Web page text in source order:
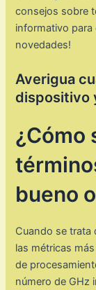
consejos sobre
informativo para
novedades!
Averigua
dispositivo
¿Cómo
bueno
Cuando se trata
las métricas
de
número de GHz